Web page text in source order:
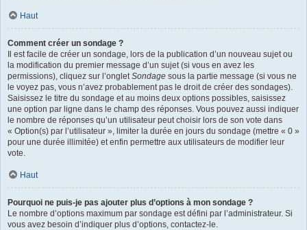
Haut
Comment créer un sondage ?
Il est facile de créer un sondage, lors de la publication d’un nouveau sujet ou
la modification du premier message d’un sujet (si vous en avez les
permissions), cliquez sur l’ongletSondage sous la partie message (si vous ne
le voyez pas, vous n’avez probablement pas le droit de créer des sondages).
Saisissez le titre du sondage et au moins deux options possibles, saisissez
une option par ligne dans le champ des réponses. Vous pouvez aussi indiquer
le nombre de réponses qu’un utilisateur peut choisir lors de son vote dans
« Option(s) par l’utilisateur », limiter la durée en jours du sondage (mettre « 0 »
pour une durée illimitée) et enfin permettre aux utilisateurs de modifier leur
vote.
Haut
Pourquoi ne puis-je pas ajouter plus d’options à mon sondage ?
Le nombre d’options maximum par sondage est défini par l’administrateur. Si
vous avez besoin d’indiquer plus d’options, contactez-le.